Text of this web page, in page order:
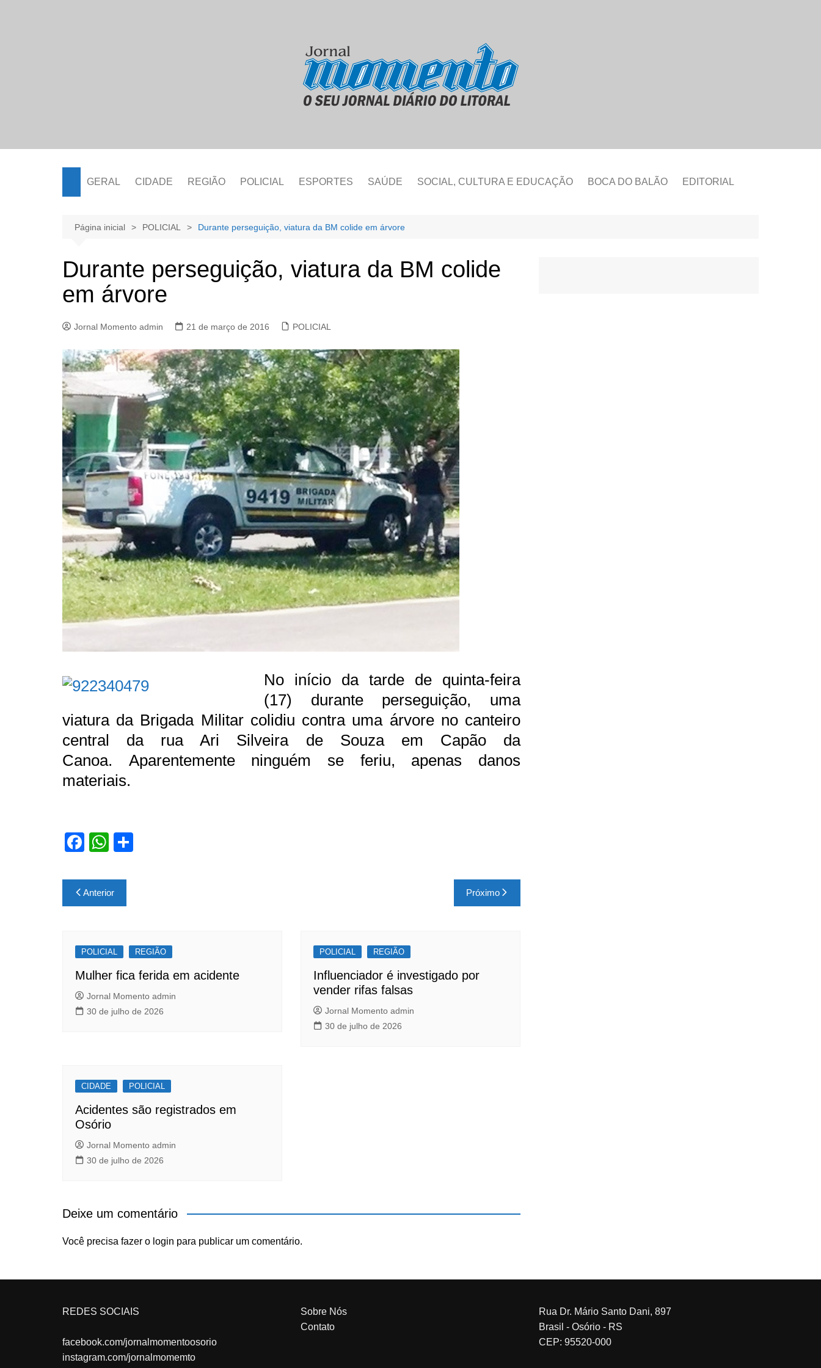
GERAL CIDADE REGIÃO POLICIAL ESPORTES SAÚDE SOCIAL, CULTURA E EDUCAÇÃO BOCA DO BALÃO EDITORIAL
Página inicial POLICIAL Durante perseguição, viatura da BM colide em árvore
Durante perseguição, viatura da BM colide
em árvore
Jornal Momento admin 21 de março de 2016 POLICIAL
No início da tarde de quinta-feira
(17) durante perseguição, uma
viatura da Brigada Militar colidiu contra uma árvore no canteiro
central da rua Ari Silveira de Souza em Capão da
Canoa. Aparentemente ninguém se feriu, apenas danos
materiais.
F
c
e
o
o
k
W
at
s
p
p
Navegação
de
Anterior Próximo
POLICIAL REGIÃO
Mulher fica ferida em acidente
Jornal Momento admin
30 de julho de 2026
POLICIAL REGIÃO
Influenciador é investigado por
vender rifas falsas
Jornal Momento admin
30 de julho de 2026
CIDADE POLICIAL
Acidentes são registrados em
Osório
Jornal Momento admin
30 de julho de 2026
Deixe um comentário
Você precisa fazer o login para publicar um comentário.
REDES SOCIAIS
facebook.com/jornalmomentoosorio
instagram.com/jornalmomemto
Sobre Nós
Contato
Rua Dr. Mário Santo Dani, 897
Brasil - Osório - RS
CEP: 95520-000